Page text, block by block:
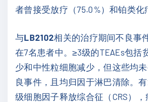
者曾接受放疗（75.0%）和铂类化
与LB2102相关的治疗期间不良事
在7名患者中。≥3级的TEAEs包括
少和中性粒细胞减少，但这些均
良事件，且均归因于淋巴清除。
级细胞因子释放综合征（CRS），